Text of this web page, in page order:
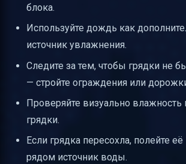
блока.
Используйте дождь как
источник увлажнения.
Следите за тем, чтобы грядки не
— стройте ограждения или
Проверяйте визуально влажность
грядки.
Если грядка пересохла, полейте
рядом источник воды.